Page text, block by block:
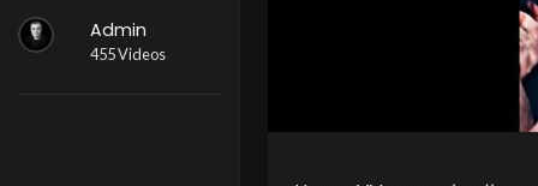
Admin
455 Videos